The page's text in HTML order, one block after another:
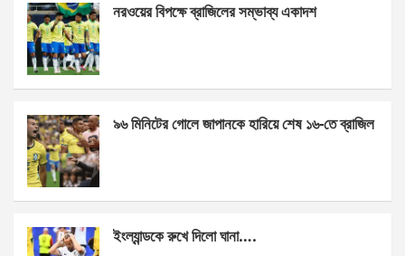
b
o
o
k
n
g
er
s
p
e
নরওয়ের বিপক্ষে ব্রাজিলের সম্ভাব্য একাদশ
৯৬ মিনিটের গোলে জাপানকে হারিয়ে শেষ ১৬-তে ব্রাজিল
ইংল্যান্ডকে রুখে দিলো ঘানা….